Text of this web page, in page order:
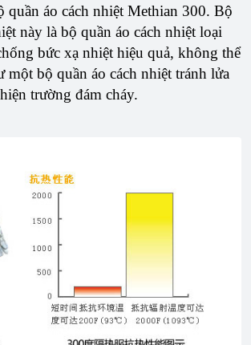
quần áo cách nhiệt Methian 300. Bộ
này là bộ quần áo cách nhiệt loại
bức xạ nhiệt hiệu quả, không thể
một bộ quần áo cách nhiệt tránh lửa
trường đám cháy.